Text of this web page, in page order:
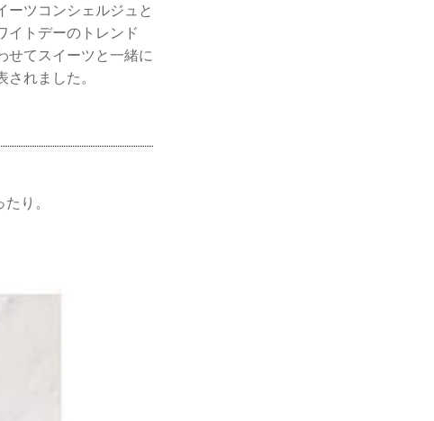
ーツコンシェルジュと
イトデーのトレンド
せてスイーツと一緒に
れました。
り。